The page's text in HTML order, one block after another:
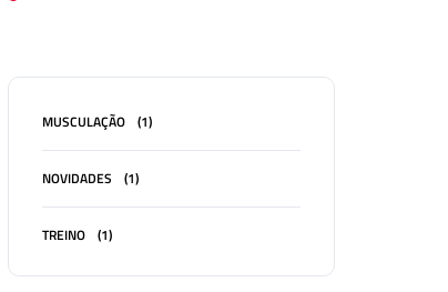
MUSCULAÇÃO (1)
NOVIDADES (1)
TREINO (1)